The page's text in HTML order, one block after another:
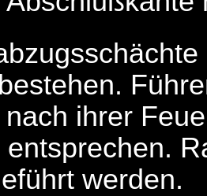
ihrer
werden.